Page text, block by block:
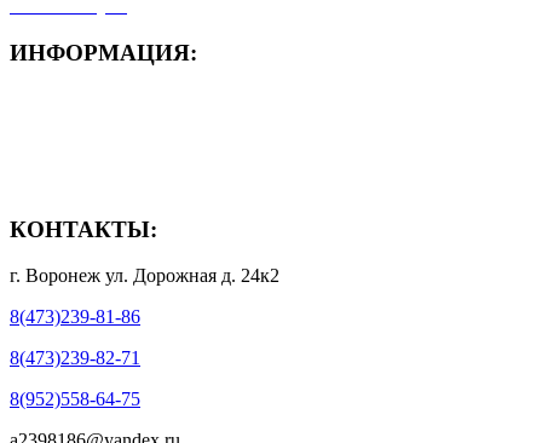
ИНФОРМАЦИЯ:
КОНТАКТЫ:
г. Воронеж ул. Дорожная д. 24к2
8(473)239-81-86
8(473)239-82-71
8(952)558-64-75